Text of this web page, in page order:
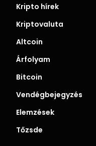
Kripto hírek
Kriptovaluta
Altcoin
Árfolyam
Bitcoin
Vendégbejegyzés
Elemzések
Tőzsde